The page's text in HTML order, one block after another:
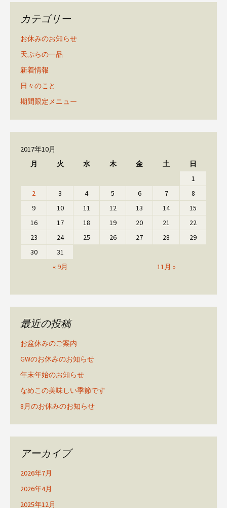
カテゴリー
お休みのお知らせ
天ぷらの一品
新着情報
日々のこと
期間限定メニュー
2017年10月
月
火 水 木 金 土 日
« 9月 11月 »
1
2
3 4 5 6 7
8
9
10 11 12 13 14
15
16
17 18 19 20 21
22
23
24 25 26 27 28
29
30
31
最近の投稿
お盆休みのご案内
GWのお休みのお知らせ
年末年始のお知らせ
なめこの美味しい季節です
8月のお休みのお知らせ
アーカイブ
2026年7月
2026年4月
2025年12月